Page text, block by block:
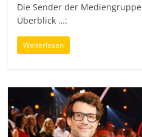
Die Sender der
Überblick …:
Weiterlesen